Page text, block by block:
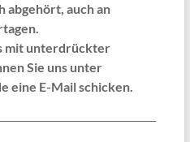
abgehört, auch an
mit unterdrückter
Sie uns unter
eine E-Mail schicken.